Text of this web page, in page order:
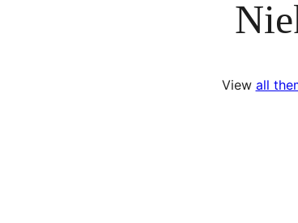
View all